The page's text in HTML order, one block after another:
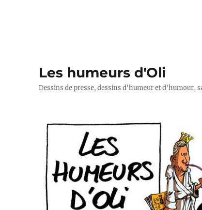
Les humeurs d'Oli
Dessins de presse, dessins d'humeur et d'humour,